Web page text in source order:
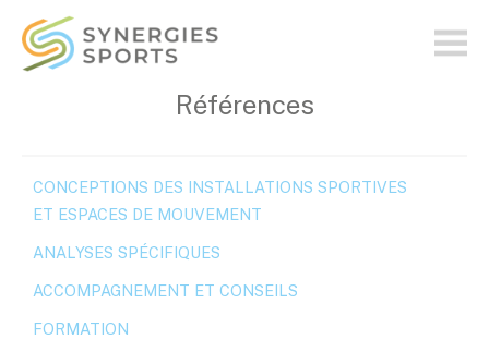
Références
CONCEPTIONS DES INSTALLATIONS SPORTIVES
ET ESPACES DE MOUVEMENT
ANALYSES SPÉCIFIQUES
ACCOMPAGNEMENT ET CONSEILS
FORMATION